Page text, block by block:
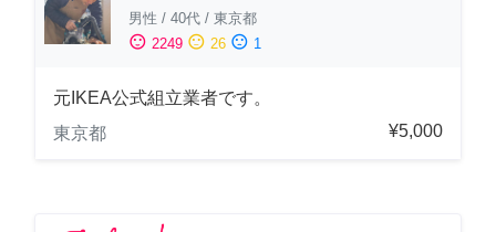
男性 / 40代 / 東京都
sentiment_satisfied 2249 sentiment_neutral 26 sentiment_dissatisfied 1
元IKEA公式組立業者です。
東京都
¥5,000